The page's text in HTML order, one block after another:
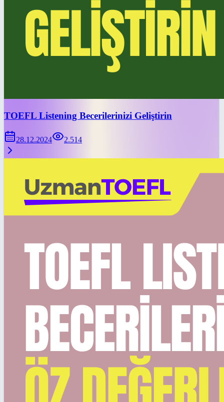
TOEFL Listening Becerilerinizi Geliştirin
28.12.2024 2.514